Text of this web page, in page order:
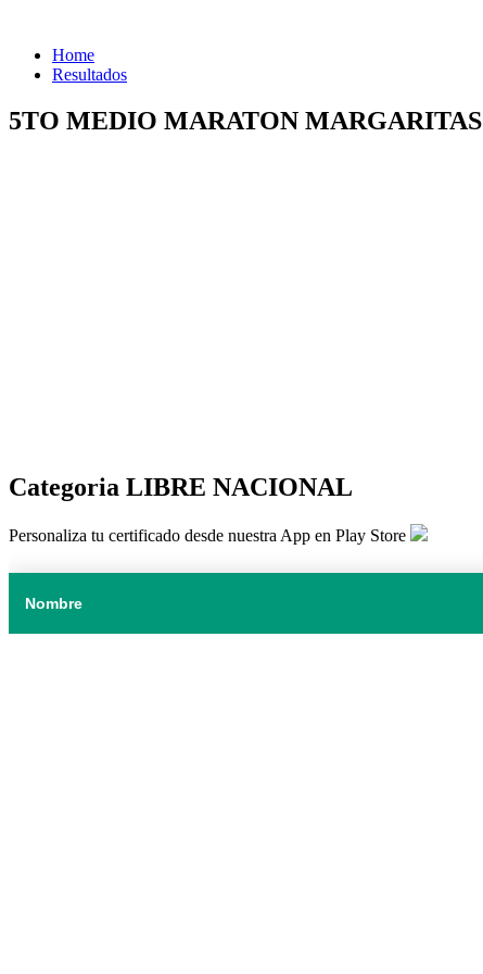
Home
Resultados
5TO MEDIO MARATON MARGARITAS
Categoria LIBRE NACIONAL
Personaliza tu certificado desde nuestra App en Play Store
Nombre